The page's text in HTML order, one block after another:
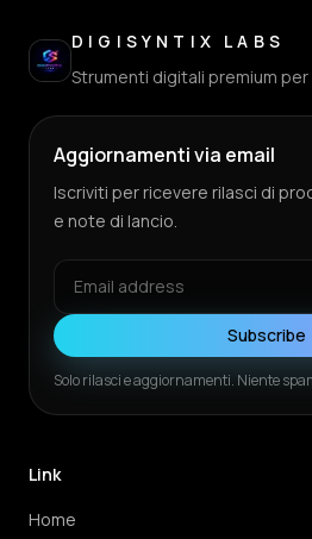
DIGISYNTIX LABS
Strumenti digitali premium
Aggiornamenti via email
Iscriviti per ricevere rilasci di
e note di lancio.
Subscribe
Solo rilasci e aggiornamenti. Niente
Link
Home